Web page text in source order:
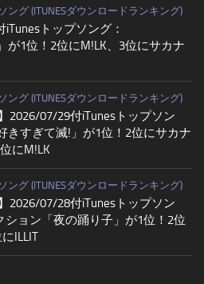
ング (ITUNESダウンロードランキング)
トップソング：
が1位！2位にM!LK、3位にサカナ
ング (ITUNESダウンロードランキング)
】2026/07/29付iTunesトップソン
きすぎて滅!」が1位！2位にサカナ
にM!LK
ング (ITUNESダウンロードランキング)
】2026/07/28付iTunesトップソン
ション「夜の踊り子」が1位！2位
ILLIT